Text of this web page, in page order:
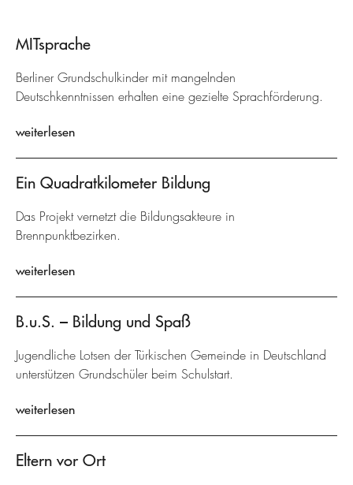
MITsprache
Berliner Grundschulkinder mit mangelnden
Deutschkenntnissen erhalten eine gezielte Sprachförderung.
weiterlesen
Ein Quadratkilometer Bildung
Das Projekt vernetzt die Bildungsakteure in
Brennpunktbezirken.
weiterlesen
B.u.S. – Bildung und Spaß
Jugendliche Lotsen der Türkischen Gemeinde in Deutschland
unterstützen Grundschüler beim Schulstart.
weiterlesen
Eltern vor Ort